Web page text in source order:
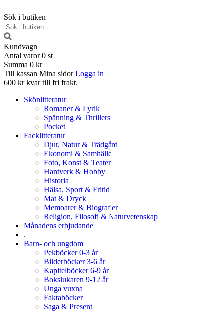
Sök i butiken
Kundvagn
Antal varor 0 st
Summa 0 kr
Till kassan Mina sidor Logga in
600 kr kvar till fri frakt.
Skönlitteratur
Romaner & Lyrik
Spänning & Thrillers
Pocket
Facklitteratur
Djur, Natur & Trädgård
Ekonomi & Samhälle
Foto, Konst & Teater
Hantverk & Hobby
Historia
Hälsa, Sport & Fritid
Mat & Dryck
Memoarer & Biografier
Religion, Filosofi & Naturvetenskap
Månadens erbjudande
.
Barn- och ungdom
Pekböcker 0-3 år
Bilderböcker 3-6 år
Kapitelböcker 6-9 år
Bokslukaren 9-12 år
Unga vuxna
Faktaböcker
Saga & Present